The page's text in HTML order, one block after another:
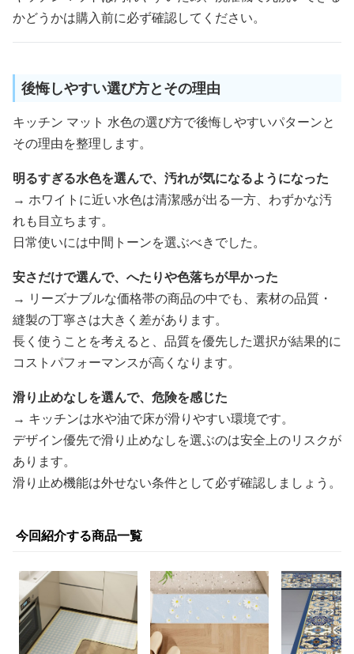
かどうかは購入前に必ず確認してください。
後悔しやすい選び方とその理由
キッチン マット 水色の選び方で後悔しやすいパターンと
その理由を整理します。
明るすぎる水色を選んで、汚れが気になるようになった
→ ホワイトに近い水色は清潔感が出る一方、わずかな汚
れも目立ちます。
日常使いには中間トーンを選ぶべきでした。
安さだけで選んで、へたりや色落ちが早かった
→ リーズナブルな価格帯の商品の中でも、素材の品質・
縫製の丁寧さは大きく差があります。
長く使うことを考えると、品質を優先した選択が結果的に
コストパフォーマンスが高くなります。
滑り止めなしを選んで、危険を感じた
→ キッチンは水や油で床が滑りやすい環境です。
デザイン優先で滑り止めなしを選ぶのは安全上のリスクが
あります。
滑り止め機能は外せない条件として必ず確認しましょう。
今回紹介する商品一覧